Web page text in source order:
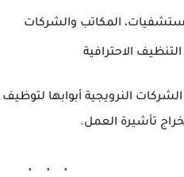
المكاتب والشركات
الاحترافية
النرويجية أبوابها لتوظيف
تأشيرة العمل.